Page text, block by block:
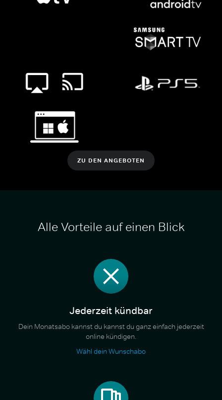
ZU DEN ANGEBOTEN
Alle Vorteile auf einen Blick
Jederzeit kündbar
Dein Monatsabo kannst du kannst du ganz einfach jederzeit
online kündigen.
Wähl dein Wunschabo